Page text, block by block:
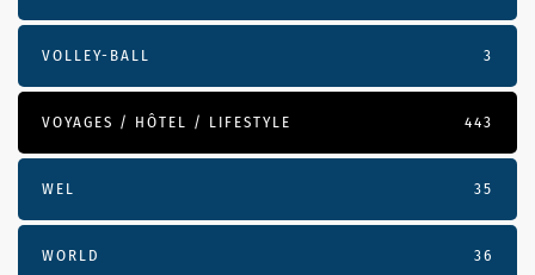
VOLLEY-BALL 3
VOYAGES / HÔTEL / LIFESTYLE 443
WEL 35
WORLD 36